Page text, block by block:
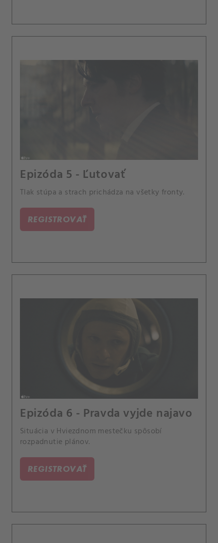
Epizóda 5 - Ľutovať
Tlak stúpa a strach prichádza na všetky fronty.
REGISTROVAŤ
Epizóda 6 - Pravda vyjde najavo
Situácia v Hviezdnom mestečku spôsobí
rozpadnutie plánov.
REGISTROVAŤ